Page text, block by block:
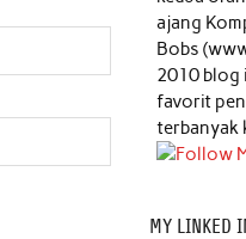
ajang
Bobs
2010 blog
favorit
terbanyak
MY LINKED